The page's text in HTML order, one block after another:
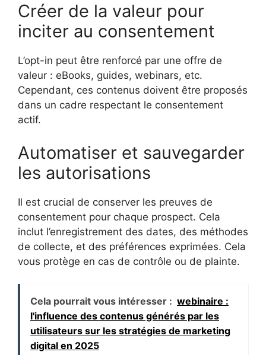
Créer de la valeur pour
inciter au consentement
L’opt-in peut être renforcé par une offre de
valeur : eBooks, guides, webinars, etc.
Cependant, ces contenus doivent être proposés
dans un cadre respectant le consentement
actif.
Automatiser et sauvegarder
les autorisations
Il est crucial de conserver les preuves de
consentement pour chaque prospect. Cela
inclut l’enregistrement des dates, des méthodes
de collecte, et des préférences exprimées. Cela
vous protège en cas de contrôle ou de plainte.
Cela pourrait vous intéresser : webinaire :
l'influence des contenus générés par les
utilisateurs sur les stratégies de marketing
digital en 2025